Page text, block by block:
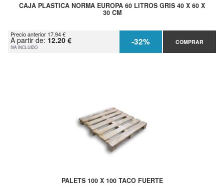
CAJA PLASTICA NORMA EUROPA 60 LITROS GRIS 40 X 60 X
30 CM
Precio anterior 17.94 €
A partir de: 12.20 €
IVA INCLUIDO -32% COMPRAR
PALETS 100 X 100 TACO FUERTE